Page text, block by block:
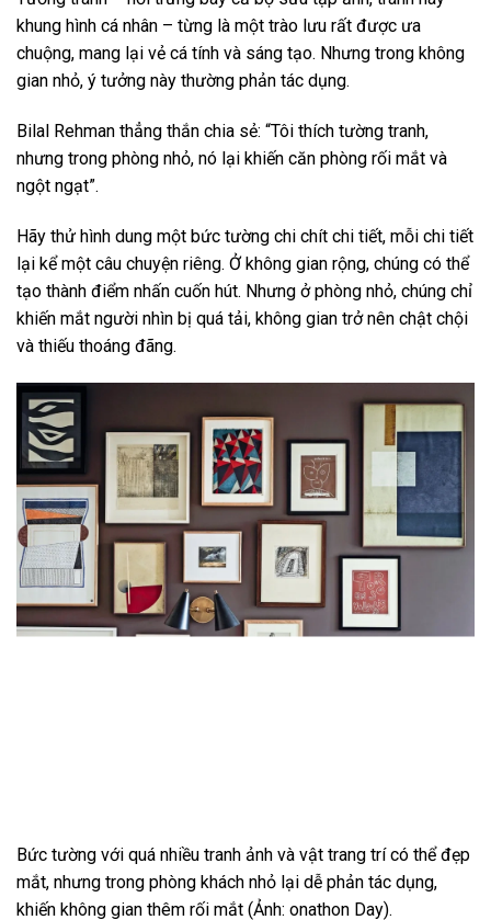
khung hình cá nhân – từng là một trào lưu rất được ưa
chuộng, mang lại vẻ cá tính và sáng tạo. Nhưng trong không
gian nhỏ, ý tưởng này thường phản tác dụng.
Bilal Rehman thẳng thắn chia sẻ: “Tôi thích tường tranh,
nhưng trong phòng nhỏ, nó lại khiến căn phòng rối mắt và
ngột ngạt”.
Hãy thử hình dung một bức tường chi chít chi tiết, mỗi chi tiết
lại kể một câu chuyện riêng. Ở không gian rộng, chúng có thể
tạo thành điểm nhấn cuốn hút. Nhưng ở phòng nhỏ, chúng chỉ
khiến mắt người nhìn bị quá tải, không gian trở nên chật chội
và thiếu thoáng đãng.
Bức tường với quá nhiều tranh ảnh và vật trang trí có thể đẹp
mắt, nhưng trong phòng khách nhỏ lại dễ phản tác dụng,
khiến không gian thêm rối mắt (Ảnh: onathon Day).